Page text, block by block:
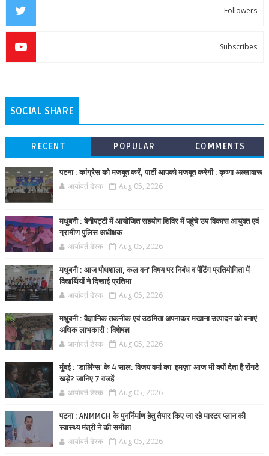
Followers
Subscribes
SOCIAL SHARE
RECENT POPULAR COMMENTS
पटना : कांग्रेस को मजबूत करें, पार्टी आपको मजबूत करेगी : कृष्णा अल्लावारू
आर्यावर्त डेस्क Aug 05, 2026
मधुबनी : बेनीपट्टी में आयोजित सहयोग शिविर में पहुंचे उप विकास आयुक्त एवं
ग्रामीण पुलिस अधीक्षक
आर्यावर्त डेस्क Aug 05, 2026
मधुबनी : आज पौधशाला, कल वन' विषय पर निबंध व पेंटिंग प्रतियोगिता में
विद्यार्थियों ने दिखाई प्रतिभा
आर्यावर्त डेस्क Aug 05, 2026
मधुबनी : वैज्ञानिक तकनीक एवं उद्यमिता अपनाकर मखाना उत्पादन को बनाएं
अधिक लाभकारी : विशेषज्ञ
आर्यावर्त डेस्क Aug 05, 2026
मुंबई : 'डार्लिंग्स' के 4 साल: विजय वर्मा का 'हमज़ा' आज भी क्यों देता है रोंगटे
खड़े? जानिए 7 वजहें
आर्यावर्त डेस्क Aug 05, 2026
पटना : ANMMCH के पुनर्निर्माण हेतु तैयार किए जा रहे मास्टर प्लान की
स्वास्थ्य मंत्री ने की समीक्षा
आर्यावर्त डेस्क Aug 05, 2026